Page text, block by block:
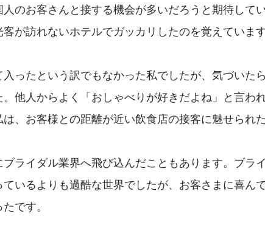
のお客さんと接する機会が多いだろうと期待して
が訪れないホテルでガッカリしたのを覚えています
ったという訳でもなかった私でしたが、気づいた
他人からよく「おしゃべりが好きだよね」と言わ
、お客様との距離が近い飲食店の接客に魅せられた
ライダル業界へ飛び込んだこともあります。ブラ
いるよりも過酷な世界でしたが、お客さまに喜ん
です。